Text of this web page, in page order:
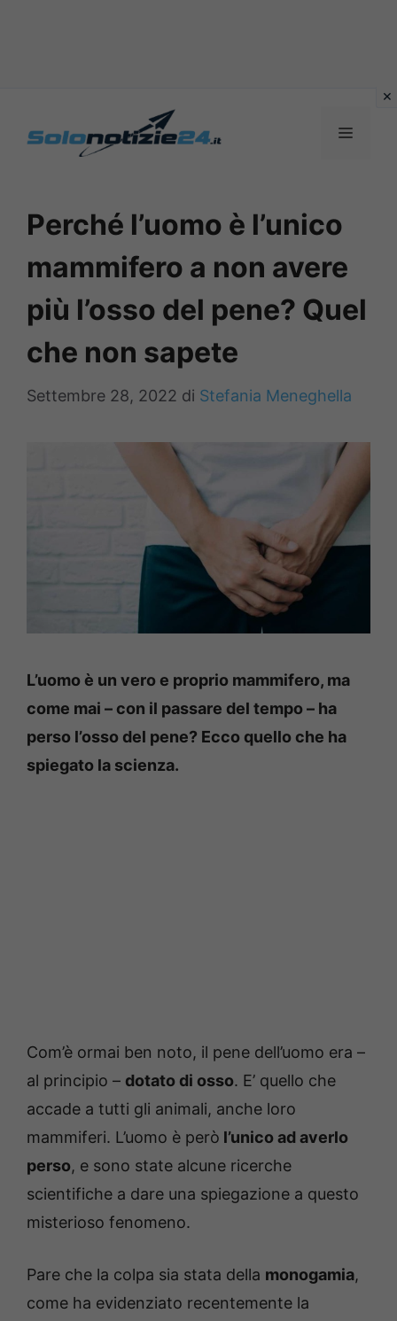
MENU
Perché l’uomo è l’unico
mammifero a non avere
più l’osso del pene? Quel
che non sapete
Settembre 28, 2022 di Stefania Meneghella
L’uomo è un vero e proprio mammifero, ma
come mai – con il passare del tempo – ha
perso l’osso del pene? Ecco quello che ha
spiegato la scienza.
Com’è ormai ben noto, il pene dell’uomo era –
al principio – dotato di osso. E’ quello che
accade a tutti gli animali, anche loro
mammiferi. L’uomo è però l’unico ad averlo
perso, e sono state alcune ricerche
scientifiche a dare una spiegazione a questo
misterioso fenomeno.
Pare che la colpa sia stata della monogamia,
come ha evidenziato recentemente la